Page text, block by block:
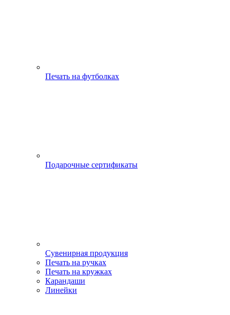
Печать на футболках
Подарочные сертификаты
Сувенирная продукция
Печать на ручках
Печать на кружках
Карандаши
Линейки